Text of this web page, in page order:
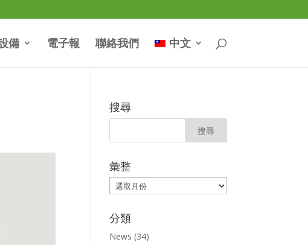
備 電子報 聯絡我們 中文
搜尋
彙整
彙
整
分類
News (34)